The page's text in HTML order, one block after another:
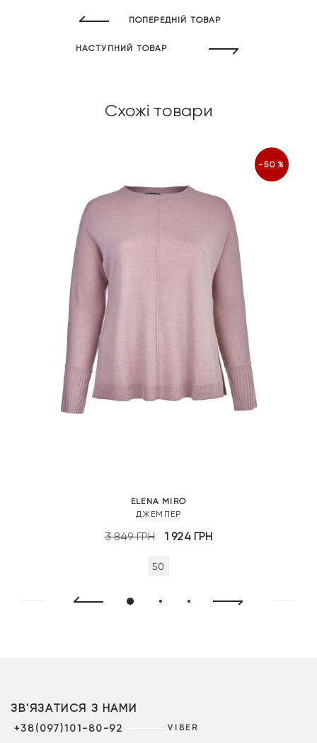
ПОПЕРЕДНІЙ ТОВАР
НАСТУПНИЙ ТОВАР
Схожі товари
-50%
ELENA MIRO
ДЖЕМПЕР
3 849ГРН
Оригінальна
3
1 924 ГРН
50
ЗВ'ЯЗАТИСЯ З НАМИ
+38(097)101-80-92 VIBER